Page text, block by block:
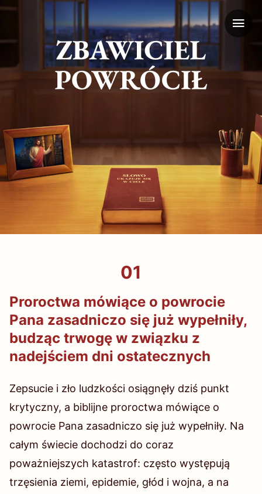
01
Proroctwa mówiące o powrocie
Pana zasadniczo się już wypełniły,
budząc trwogę w związku z
nadejściem dni ostatecznych
Zepsucie i zło ludzkości osiągnęły dziś punkt
krytyczny, a biblijne proroctwa mówiące o
powrocie Pana zasadniczo się już wypełniły. Na
całym świecie dochodzi do coraz
poważniejszych katastrof: często występują
trzęsienia ziemi, epidemie, głód i wojna, a na